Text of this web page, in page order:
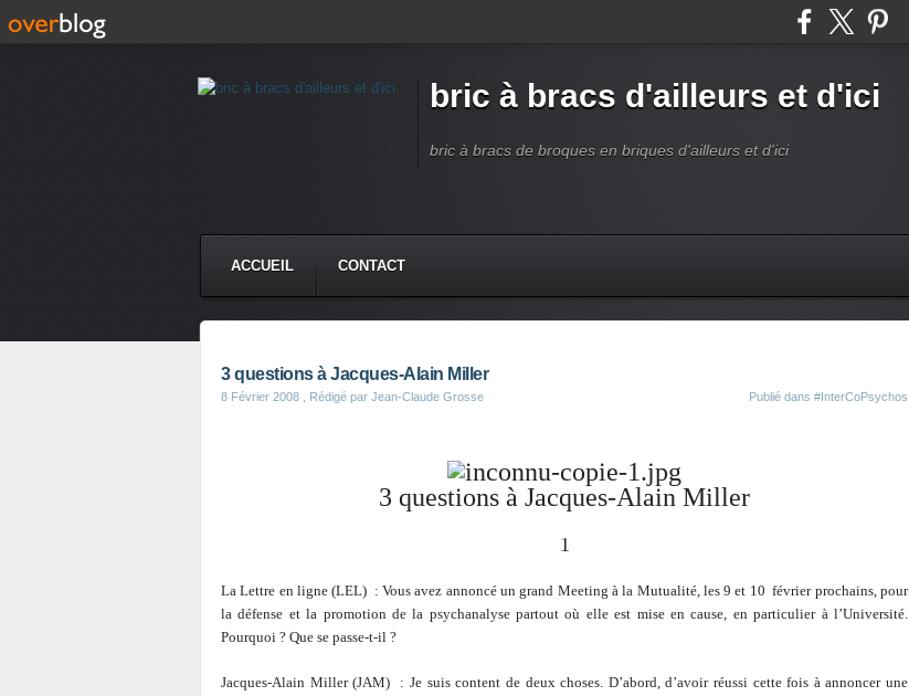
bric à bracs d'ailleurs et d'ici
bric à bracs de broques en briques d'ailleurs et d'ici
ACCUEIL CONTACT
3 questions à Jacques-Alain Miller
8 Février 2008 , Rédigé par Jean-Claude Grosse Publié dans #InterCoPsychos
3 questions à Jacques-Alain Miller
1
La Lettre en ligne (LEL) : Vous avez annoncé un grand Meeting à la Mutualité, les 9 et 10 février prochains, pour
la défense et la promotion de la psychanalyse partout où elle est mise en cause, en particulier à l’Université.
Pourquoi ? Que se passe-t-il ?
Jacques-Alain Miller (JAM) : Je suis content de deux choses. D’abord, d’avoir réussi cette fois à annoncer une